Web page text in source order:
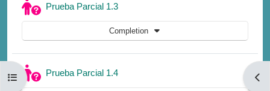
Open course index
Prueba Parcial 1.3Quiz
Completion
Prueba Parcial 1.4Quiz